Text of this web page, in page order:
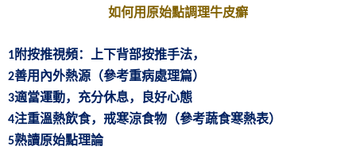
如何用原始點調理牛皮癬
1附按推視頻：上下背部按推手法，
2善用內外熱源（參考重病處理篇）
3適當運動，充分休息，良好心態
4注重溫熱飲食，戒寒涼食物（參考蔬食寒熱表）
5熟讀原始點理論